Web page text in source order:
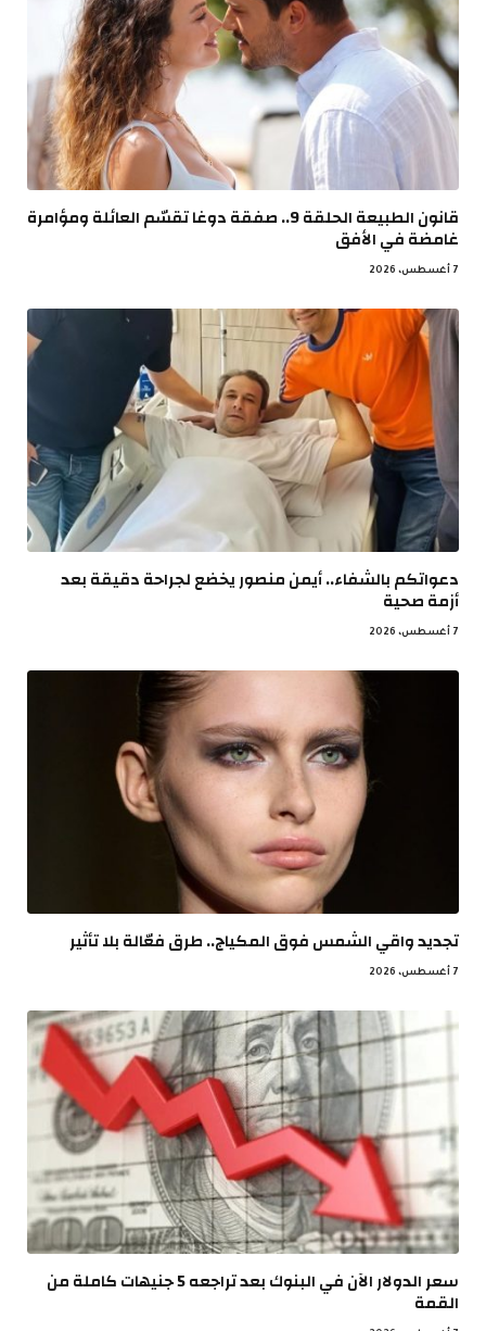
قانون الطبيعة الحلقة 9.. صفقة دوغا تقسّم العائلة ومؤامرة
غامضة في الأفق
7 أغسطس، 2026
دعواتكم بالشفاء.. أيمن منصور يخضع لجراحة دقيقة بعد
أزمة صحية
7 أغسطس، 2026
تجديد واقي الشمس فوق المكياج.. طرق فعّالة بلا تأثير
7 أغسطس، 2026
سعر الدولار الآن في البنوك بعد تراجعه 5 جنيهات كاملة من
القمة